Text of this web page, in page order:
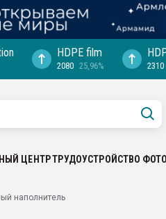
HDPE film
2080 25,96% 2310
ЦЕНТРТРУДОУСТРОЙСТВО
наполнитель